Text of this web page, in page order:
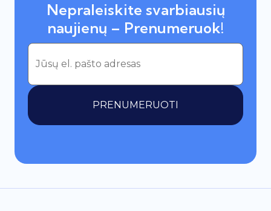
Nepraleiskite svarbiausių
naujienų – Prenumeruok!
PRENUMERUOTI